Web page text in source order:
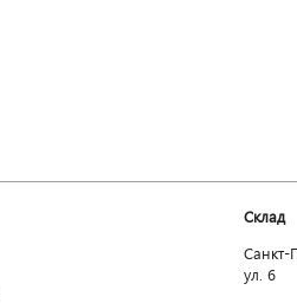
Склад
Санкт-
ул. 6